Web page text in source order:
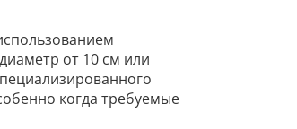
от 10 см или
когда требуемые